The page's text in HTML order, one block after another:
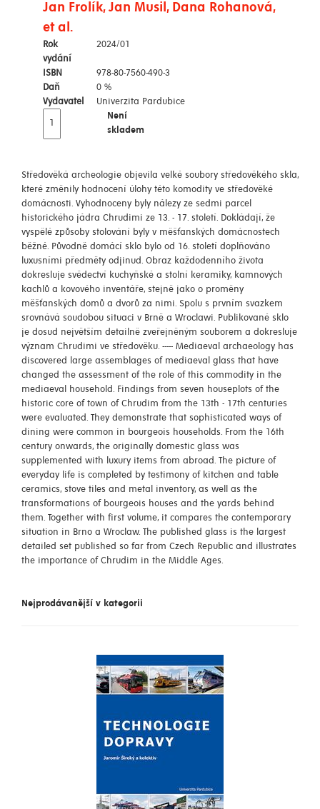
Jan Frolík, Jan Musil, Dana Rohanová,
et al.
Rok
vydání
2024/01
ISBN
978-80-7560-490-3
Daň
0 %
Vydavatel
Univerzita Pardubice
Není
skladem
Středověká archeologie objevila velké soubory středověkého skla,
které změnily hodnocení úlohy této komodity ve středověké
domácnosti. Vyhodnoceny byly nálezy ze sedmi parcel
historického jádra Chrudimi ze 13. - 17. století. Dokládají, že
vyspělé způsoby stolování byly v měšťanských domácnostech
běžné. Původně domácí sklo bylo od 16. století doplňováno
luxusními předměty odjinud. Obraz každodenního života
dokresluje svědectví kuchyňské a stolní keramiky, kamnových
kachlů a kovového inventáře, stejně jako o proměny
měšťanských domů a dvorů za nimi. Spolu s prvním svazkem
srovnává soudobou situaci v Brně a Wroclawi. Publikované sklo
je dosud největším detailně zveřejněným souborem a dokresluje
význam Chrudimi ve středověku. ----- Mediaeval archaeology has
discovered large assemblages of mediaeval glass that have
changed the assessment of the role of this commodity in the
mediaeval household. Findings from seven houseplots of the
historic core of town of Chrudim from the 13th - 17th centuries
were evaluated. They demonstrate that sophisticated ways of
dining were common in bourgeois households. From the 16th
century onwards, the originally domestic glass was
supplemented with luxury items from abroad. The picture of
everyday life is completed by testimony of kitchen and table
ceramics, stove tiles and metal inventory, as well as the
transformations of bourgeois houses and the yards behind
them. Together with first volume, it compares the contemporary
situation in Brno a Wroclaw. The published glass is the largest
detailed set published so far from Czech Republic and illustrates
the importance of Chrudim in the Middle Ages.
Nejprodávanější v kategorii